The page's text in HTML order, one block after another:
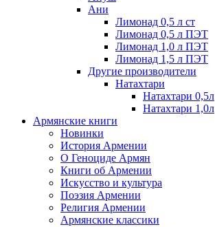
Ани
Лимонад 0,5 л ст
Лимонад 0,5 л ПЭТ
Лимонад 1,0 л ПЭТ
Лимонад 1,5 л ПЭТ
Другие производители
Натахтари
Натахтари 0,5л
Натахтари 1,0л
Армянские книги
Новинки
История Армении
О Геноциде Армян
Книги об Армении
Иcкусство и культура
Поэзия Армении
Религия Армении
Армянские классики